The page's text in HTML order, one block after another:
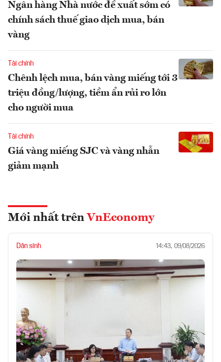
Ngân hàng Nhà nước đề xuất sớm có
chính sách thuế giao dịch mua, bán
vàng
Tài chính
Chênh lệch mua, bán vàng miếng tới 3
triệu đồng/lượng, tiềm ẩn rủi ro lớn
cho người mua
Tài chính
Giá vàng miếng SJC và vàng nhẫn
giảm mạnh
Mới nhất trên VnEconomy
Dân sinh 14:43, 09/08/2026